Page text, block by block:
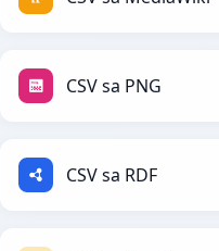
CSV sa PNG
CSV sa RDF